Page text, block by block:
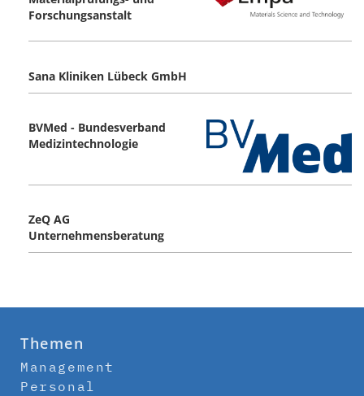
Forschungsanstalt
Sana Kliniken Lübeck GmbH
BVMed - Bundesverband
Medizintechnologie
ZeQ AG
Unternehmensberatung
Themen
Management
Personal